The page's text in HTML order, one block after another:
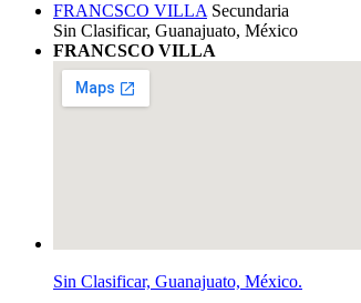
FRANCSCO VILLA Secundaria
Sin Clasificar, Guanajuato, México
FRANCSCO VILLA
Sin Clasificar, Guanajuato, México.